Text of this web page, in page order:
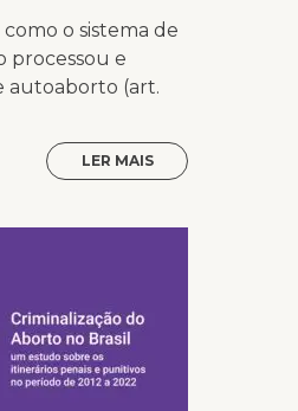
o sistema de
processou e
autoaborto (art.
LER MAIS